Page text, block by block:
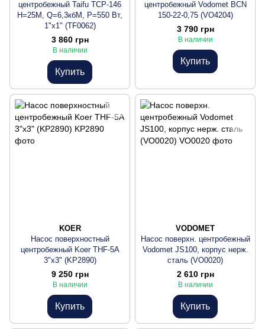
центробежный Taifu TCP-146
Н=25М, Q=6,3кбМ, P=550 Вт,
1"x1" (TF0062)
3 860 грн
В наличии
Купить
центробежный Vodomet BCN
150-22-0,75 (VO4204)
3 790 грн
В наличии
Купить
KOER
Насос поверхностный
центробежный Koer THF-5A
3"x3" (KP2890)
9 250 грн
В наличии
Купить
VODOMET
Насос поверхн. центробежный
Vodomet JS100, корпус нерж.
сталь (VO0020)
2 610 грн
В наличии
Купить